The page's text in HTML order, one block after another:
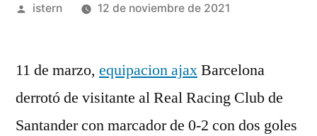
Publicado
istern 12 de noviembre de 2021
11 de marzo, equipacion ajaxBarcelona
derrotó de visitante al Real Racing Club de
Santander con marcador de 0-2 con dos goles